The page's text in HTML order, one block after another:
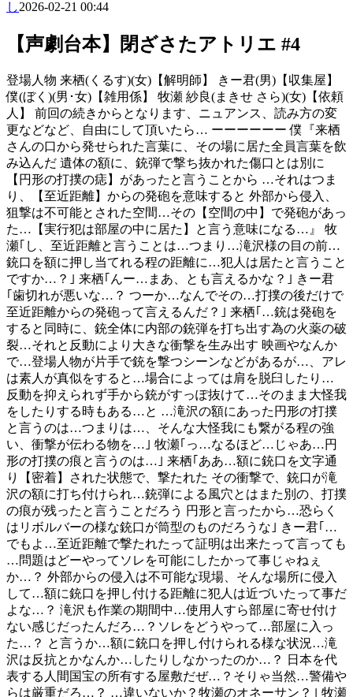
し2026-02-21 00:44
【声劇台本】閉ざさたアトリエ #4
登場人物 来栖(くるす)(女)【解明師】 きー君(男)【収集屋】
僕(ぼく)(男･女)【雑用係】 牧瀬 紗良(まきせ さら)(女)【依頼
人】 前回の続きからとなります、ニュアンス、読み方の変
更などなど、自由にして頂いたら… ーーーーーー 僕『来栖
さんの口から発せられた言葉に、その場に居た全員言葉を飲
み込んだ 遺体の額に、銃弾で撃ち抜かれた傷口とは別に
【円形の打撲の痣】があったと言うことから …それはつま
り、【至近距離】からの発砲を意味すると 外部から侵入、
狙撃は不可能とされた空間…その【空間の中】で発砲があっ
た…【実行犯は部屋の中に居た】と言う意味になる…』 牧
瀬｢し、至近距離と言うことは…つまり…滝沢様の目の前…
銃口を額に押し当てれる程の距離に…犯人は居たと言うこと
ですか…？｣ 来栖｢んー…まあ、とも言えるかな？｣ きー君
｢歯切れが悪いな…？ つーか…なんでその…打撲の後だけで
至近距離からの発砲って言えるんだ？｣ 来栖｢…銃は発砲を
すると同時に、銃全体に内部の銃弾を打ち出す為の火薬の破
裂…それと反動により大きな衝撃を生み出す 映画やなんか
で…登場人物が片手で銃を撃つシーンなどがあるが…、アレ
は素人が真似をすると…場合によっては肩を脱臼したり…
反動を抑えられず手から銃がすっぽ抜けて…そのまま大怪我
をしたりする時もある…と …滝沢の額にあった円形の打撲
と言うのは…つまりは…、そんな大怪我にも繋がる程の強
い、衝撃が伝わる物を…｣ 牧瀬｢っ…なるほど…じゃあ…円
形の打撲の痕と言うのは…｣ 来栖｢ああ…額に銃口を文字通
り【密着】された状態で、撃たれた その衝撃で、銃口が滝
沢の額に打ち付けられ…銃弾による風穴とはまた別の、打撲
の痕が残ったと言うことだろう 円形と言ったから…恐らく
はリボルバーの様な銃口が筒型のものだろうな｣ きー君｢…
でもよ…至近距離で撃たれたって証明は出来たって言っても
…問題はどーやってソレを可能にしたかって事じゃねぇ
か…？ 外部からの侵入は不可能な現場、そんな場所に侵入
して…額に銃口を押し付ける距離に犯人は近づいたって事だ
よな…？ 滝沢も作業の期間中…使用人すら部屋に寄せ付け
ない感じだったんだろ…？ソレをどうやって…部屋に入っ
た…？ と言うか…額に銃口を押し付けられる様な状況…滝
沢は反抗とかなんか…したりしなかったのか…？ 日本を代
表する人間国宝の所有する屋敷だぜ…？そりゃ当然…警備や
らは厳重だろ…？ …違いないか？牧瀬のオネーサン？｣ 牧瀬